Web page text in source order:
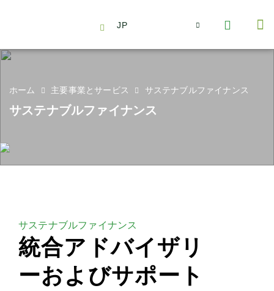
JP
ホーム 主要事業とサービス サステナブルファイナンス
サステナブルファイナンス
サステナブルファイナンス
統合アドバイザリ
ーおよびサポート